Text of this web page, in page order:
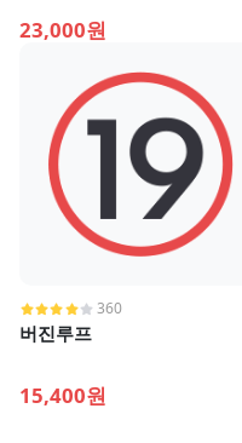
23,000원
360
버진루프
15,400원